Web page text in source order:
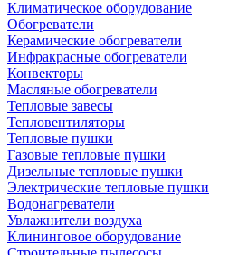
Климатическое оборудование
Обогреватели
Керамические обогреватели
Инфракрасные обогреватели
Конвекторы
Масляные обогреватели
Тепловые завесы
Тепловентиляторы
Тепловые пушки
Газовые тепловые пушки
Дизельные тепловые пушки
Электрические тепловые пушки
Водонагреватели
Увлажнители воздуха
Клининговое оборудование